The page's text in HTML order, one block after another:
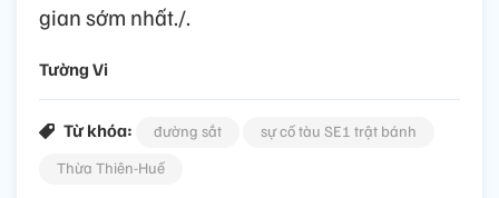
gian sớm nhất./.
Tường Vi
Từ khóa: đường sắt
sự cố tàu SE1 trật bánh
Thừa Thiên-Huế